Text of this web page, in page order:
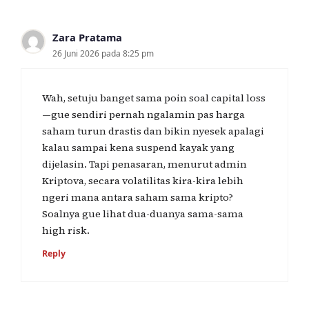
Zara Pratama
26 Juni 2026 pada 8:25 pm
Wah, setuju banget sama poin soal capital loss
—gue sendiri pernah ngalamin pas harga
saham turun drastis dan bikin nyesek apalagi
kalau sampai kena suspend kayak yang
dijelasin. Tapi penasaran, menurut admin
Kriptova, secara volatilitas kira-kira lebih
ngeri mana antara saham sama kripto?
Soalnya gue lihat dua-duanya sama-sama
high risk.
Reply